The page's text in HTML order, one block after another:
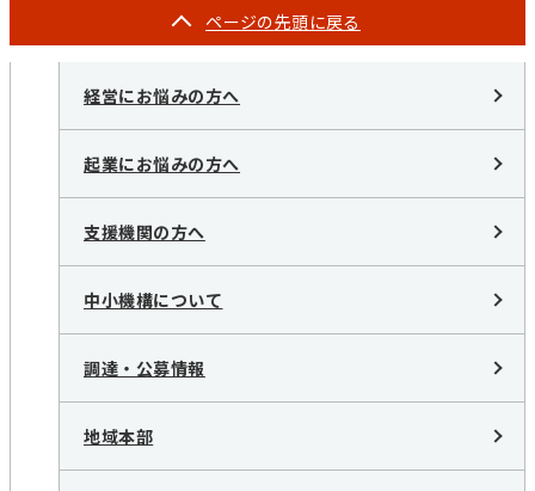
ページの先頭に戻る
経営にお悩みの方へ
起業にお悩みの方へ
支援機関の方へ
中小機構について
調達・公募情報
地域本部